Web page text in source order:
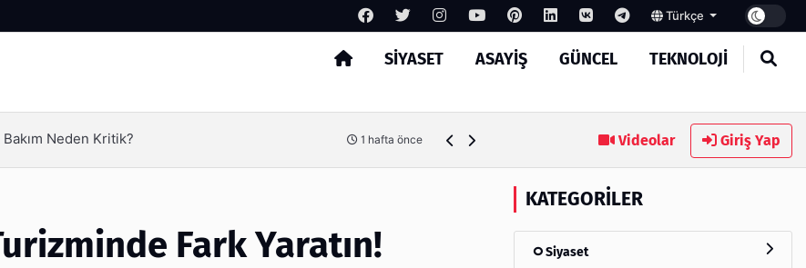
Türkçe
SIYASET ASAYIŞ GÜNCEL TEKNOLOJI
Arama
Kritik? 1 hafta önceAmbalaj Süreçlerinde Yeni Nesil Verimliliği Olimpack ile Yakalayın
Videolar Giriş Yap
Fark Yaratın!
KATEGORILER
Siyaset